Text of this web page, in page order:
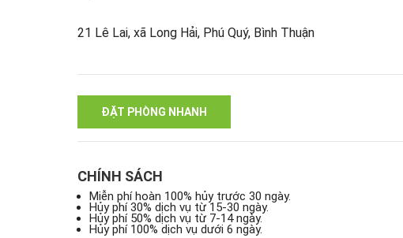
21 Lê Lai, xã Long Hải, Phú Quý, Bình Thuận
ĐẶT PHÒNG NHANH
CHÍNH SÁCH
Miễn phí hoàn 100% hủy trước 30 ngày.
Hủy phí 30% dịch vụ từ 15-30 ngày.
Hủy phí 50% dịch vụ từ 7-14 ngày.
Hủy phí 100% dịch vụ dưới 6 ngày.